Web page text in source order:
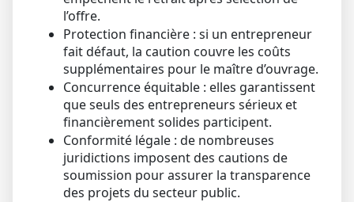
l’offre.
Protection financière : si un entrepreneur
fait défaut, la caution couvre les coûts
supplémentaires pour le maître d’ouvrage.
Concurrence équitable : elles garantissent
que seuls des entrepreneurs sérieux et
financièrement solides participent.
Conformité légale : de nombreuses
juridictions imposent des cautions de
soumission pour assurer la transparence
des projets du secteur public.